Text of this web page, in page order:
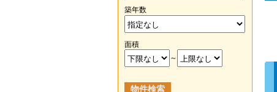
築年数
面積
～